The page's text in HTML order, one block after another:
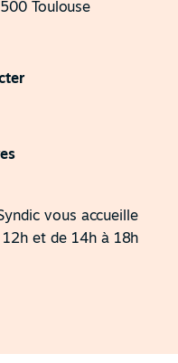
Toulouse
vous accueille
et de 14h à 18h